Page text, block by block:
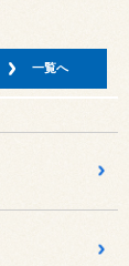
一覧へ